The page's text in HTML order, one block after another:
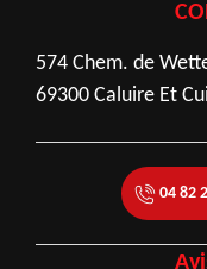
574 Chem. de
69300 Caluire Et
04 82